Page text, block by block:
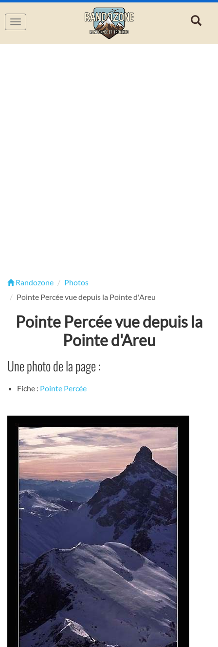
Navigation
Randozone
Photos
Pointe Percée vue depuis la Pointe d'Areu
Pointe Percée vue depuis la
Pointe d'Areu
Une photo de la page :
Fiche : Pointe Percée